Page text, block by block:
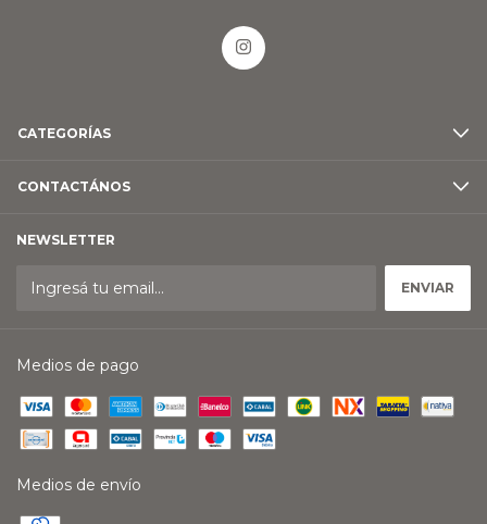
CATEGORÍAS
CONTACTÁNOS
NEWSLETTER
Medios de pago
Medios de envío